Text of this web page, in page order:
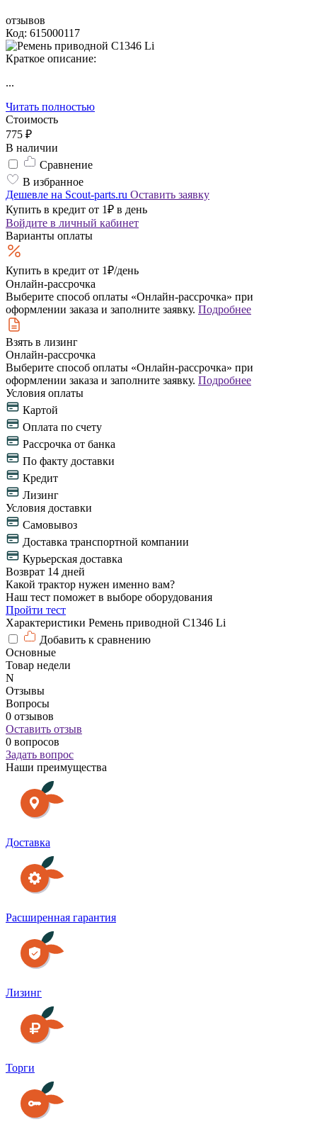
отзывов
Код: 615000117
Краткое описание:
...
Читать полностью
Стоимость
775 ₽
В наличии
Сравнение
В избранное
Дешевле на Scout-parts.ru Оставить заявку
Купить в кредит от 1₽ в день
Войдите в личный кабинет
Варианты оплаты
Купить в кредит от 1₽/день
Онлайн-рассрочка
Выберите способ оплаты «Онлайн-рассрочка» при
оформлении заказа и заполните заявку. Подробнее
Взять в лизинг
Онлайн-рассрочка
Выберите способ оплаты «Онлайн-рассрочка» при
оформлении заказа и заполните заявку. Подробнее
Условия оплаты
Картой
Оплата по счету
Рассрочка от банка
По факту доставки
Кредит
Лизинг
Условия доставки
Самовывоз
Доставка транспортной компании
Курьерская доставка
Возврат 14 дней
Какой трактор нужен именно вам?
Наш тест поможет в выборе оборудования
Пройти тест
Характеристики Ремень приводной С1346 Li
Добавить к сравнению
Основные
Товар недели
N
Отзывы
Вопросы
0 отзывов
Оставить отзыв
0 вопросов
Задать вопрос
Наши преимущества
Доставка
Расширенная гарантия
Лизинг
Торги